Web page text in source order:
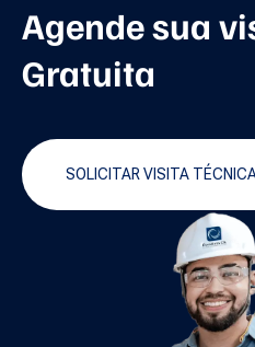
Agende sua
Gratuita
SOLICITAR VISITA